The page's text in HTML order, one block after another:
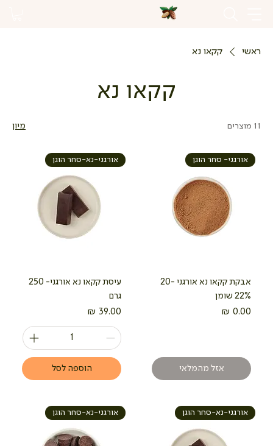
ראשי קקאו נא
קקאו נא
11 מוצרים מיון
אורגני- סחר הוגן
אבקת קקאו נא אורגני 20-
22% שומן
מחיר
אזל מהמלאי
אורגני-נא-סחר הוגן
עיסת קקאו נא אורגני- 250
גרם
מחיר
הוספה לסל
אורגני-נא-סחר הוגן אורגני-נא-סחר הוגן